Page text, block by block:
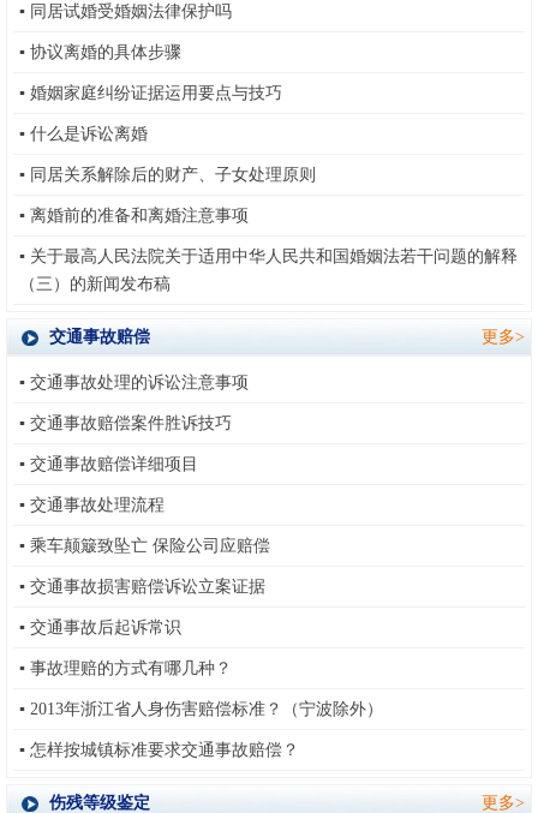
▪ 同居试婚受婚姻法律保护吗
▪ 协议离婚的具体步骤
▪ 婚姻家庭纠纷证据运用要点与技巧
▪ 什么是诉讼离婚
▪ 同居关系解除后的财产、子女处理原则
▪ 离婚前的准备和离婚注意事项
▪ 关于最高人民法院关于适用中华人民共和国婚姻法若干问题的解释
（三）的新闻发布稿
更多>
交通事故赔偿
▪ 交通事故处理的诉讼注意事项
▪ 交通事故赔偿案件胜诉技巧
▪ 交通事故赔偿详细项目
▪ 交通事故处理流程
▪ 乘车颠簸致坠亡 保险公司应赔偿
▪ 交通事故损害赔偿诉讼立案证据
▪ 交通事故后起诉常识
▪ 事故理赔的方式有哪几种？
▪ 2013年浙江省人身伤害赔偿标准？（宁波除外）
▪ 怎样按城镇标准要求交通事故赔偿？
更多>
伤残等级鉴定